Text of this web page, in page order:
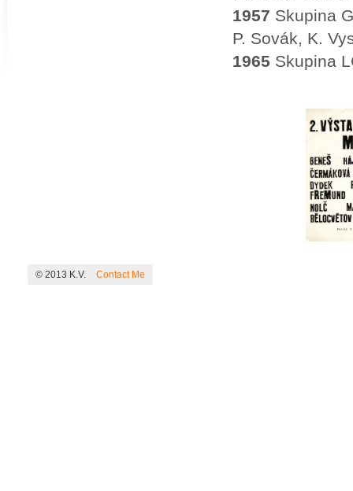
1957 Skupina
P. Sovák, K.
1965 Skupina
© 2013 K.V. Contact Me